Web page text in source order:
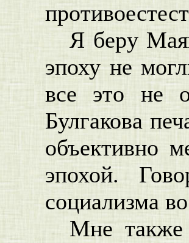
Я беру
эпоху не
все это не
Булгакова
объективно
эпохой.
социализма
Мне также